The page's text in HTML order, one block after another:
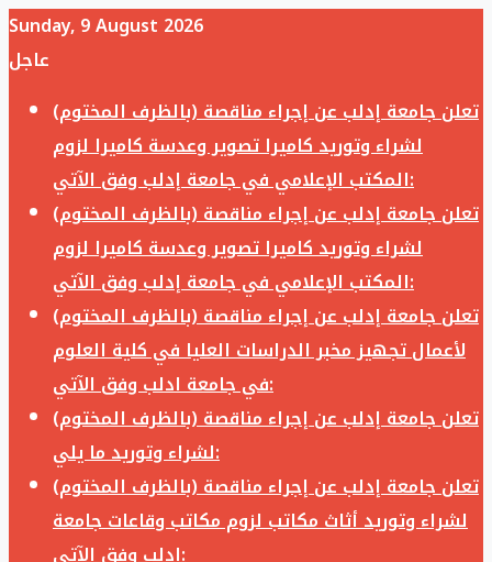
Sunday, 9 August 2026
عاجل
تعلن جامعة إدلب عن إجراء مناقصة (بالظرف المختوم)
لشراء وتوريد كاميرا تصوير وعدسة كاميرا لزوم
المكتب الإعلامي في جامعة إدلب وفق الآتي:
تعلن جامعة إدلب عن إجراء مناقصة (بالظرف المختوم)
لشراء وتوريد كاميرا تصوير وعدسة كاميرا لزوم
المكتب الإعلامي في جامعة إدلب وفق الآتي:
تعلن جامعة إدلب عن إجراء مناقصة (بالظرف المختوم)
لأعمال تجهيز مخبر الدراسات العليا في كلية العلوم
في جامعة ادلب وفق الآتي:
تعلن جامعة إدلب عن إجراء مناقصة (بالظرف المختوم)
لشراء وتوريد ما يلي:
تعلن جامعة إدلب عن إجراء مناقصة (بالظرف المختوم)
لشراء وتوريد أثاث مكاتب لزوم مكاتب وقاعات جامعة
إدلب وفق الآتي: